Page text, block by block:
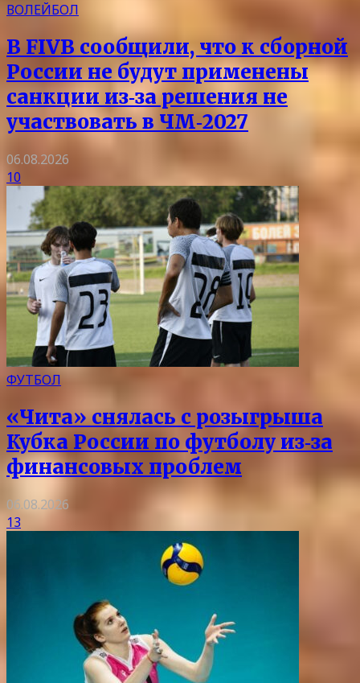
ВОЛЕЙБОЛ
В FIVB сообщили, что к сборной
России не будут применены
санкции из‑за решения не
участвовать в ЧМ‑2027
06.08.2026
10
ФУТБОЛ
«Чита» снялась с розыгрыша
Кубка России по футболу из‑за
финансовых проблем
06.08.2026
13